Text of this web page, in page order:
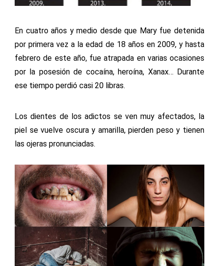
En cuatro años y medio desde que Mary fue detenida
por primera vez a la edad de 18 años en 2009, y hasta
febrero de este año, fue atrapada en varias ocasiones
por la posesión de cocaína, heroína, Xanax… Durante
ese tiempo perdió casi 20 libras.
Los dientes de los adictos se ven muy afectados, la
piel se vuelve oscura y amarilla, pierden peso y tienen
las ojeras pronunciadas.